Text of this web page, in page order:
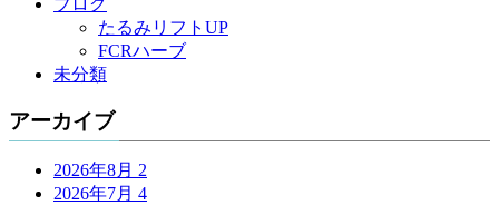
たるみリフトUP
FCRハーブ
未分類
アーカイブ
2026年8月 2
2026年7月 4